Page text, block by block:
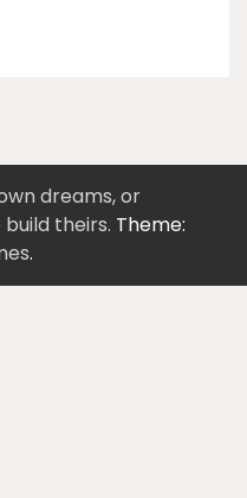
dreams, or
theirs. Theme:
.